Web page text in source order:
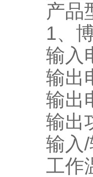
产品
1、
输入
输出
输出
输出
输入/
工作